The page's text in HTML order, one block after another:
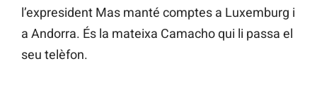
l’expresident Mas manté comptes a Luxemburg i
a Andorra. És la mateixa Camacho qui li passa el
seu telèfon.